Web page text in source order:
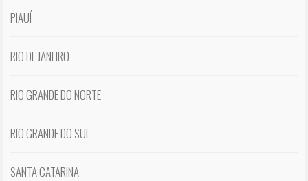
PIAUÍ
RIO DE JANEIRO
RIO GRANDE DO NORTE
RIO GRANDE DO SUL
SANTA CATARINA